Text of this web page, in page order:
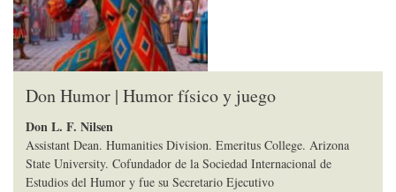
Don Humor | Humor físico y juego
Don L. F. Nilsen
Assistant Dean. Humanities Division. Emeritus College. Arizona
State University. Cofundador de la Sociedad Internacional de
Estudios del Humor y fue su Secretario Ejecutivo